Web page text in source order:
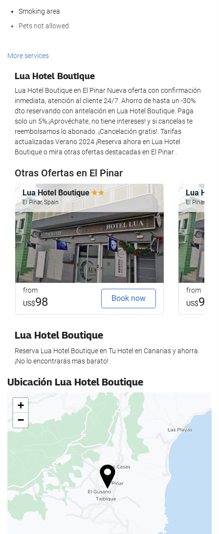
Smoking area
Pets not allowed
Activities
Fishing
Wellness
Pool Towels
Solarium
Gym
Reception services
Baggage Storage
Tour Desk
Internet
WiFi
Internet
Food and beverage
Restaurant
Common areas
Library
Shops
Shops
More services
Lua Hotel Boutique
Lua Hotel Boutique en El Pinar Nueva oferta con confirmación
inmediata, atención al cliente 24/7. Ahorro de hasta un -30%
dto reservando con antelación en Lua Hotel Boutique. Paga
solo un 5%.¡Aprovéchate, no tiene intereses! y si cancelas te
reembolsamos lo abonado. ¡Cancelación gratis!. Tarifas
actualizadas Verano 2024 ¡Reserva ahora en Lua Hotel
Boutique o mira otras ofertas destacadas en El Pinar .
Otras Ofertas en El Pinar
Lua Hotel Boutique
El Pinar, Spain
from
US$98 Book now
Lua
El Pinar,
from
US$98
Lua Hotel Boutique
Reserva Lua Hotel Boutique en Tu Hotel en Canarias y ahorra.
¡No lo encontrarás mas barato!
Ubicación Lua Hotel Boutique
+
−